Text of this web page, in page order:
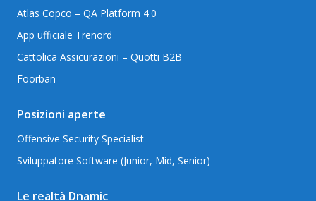
Atlas Copco – QA Platform 4.0
App ufficiale Trenord
Cattolica Assicurazioni – Quotti B2B
Foorban
Posizioni aperte
Offensive Security Specialist
Sviluppatore Software (Junior, Mid, Senior)
Le realtà Dnamic